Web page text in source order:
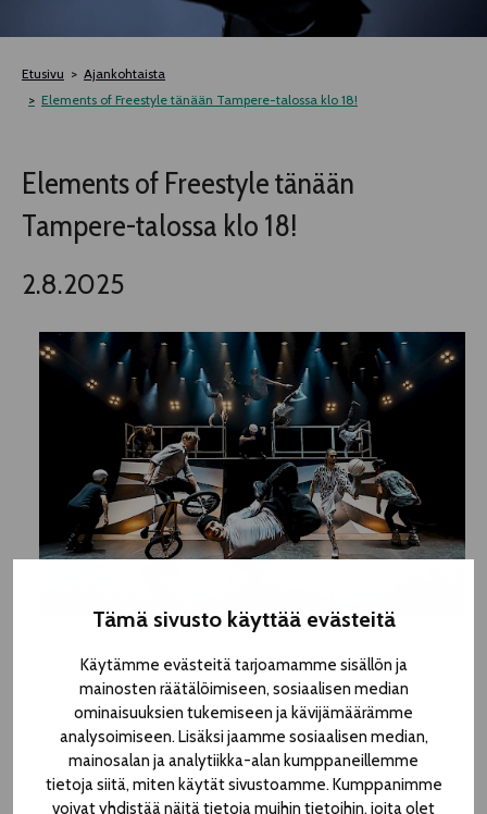
Tämä sivusto käyttää evästeitä
Käytämme evästeitä tarjoamamme sisällön ja
mainosten räätälöimiseen, sosiaalisen median
ominaisuuksien tukemiseen ja kävijämäärämme
analysoimiseen. Lisäksi jaamme sosiaalisen median,
mainosalan ja analytiikka-alan kumppaneillemme
tietoja siitä, miten käytät sivustoamme. Kumppanimme
voivat yhdistää näitä tietoja muihin tietoihin, joita olet
TELTTALAB
OFF TAMPERE
TAPAHTUMIEN YÖ
MUU OHJELMISTO
Etusivu
Ajankohtaista
Elements of Freestyle tänään Tampere-talossa klo 18!
Elements of Freestyle tänään
Tampere-talossa klo 18!
2.8.2025
Kuva: Alex Brenner
Teatterikesää vietetään ensi viikolla, mutta festivaaliin
otetaan varaslähtö jo tänään lauantaina 2.8., kun ISH
Dance CollectivenElements of Freestylenähdään Tampere-
talon Isossa salissa klo 18.00!